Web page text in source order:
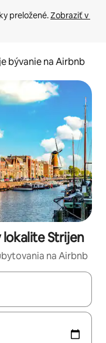
preložené. Zobraziť v
bývanie na Airbnb
Strijen
na Airbnb
si ich prechádzať